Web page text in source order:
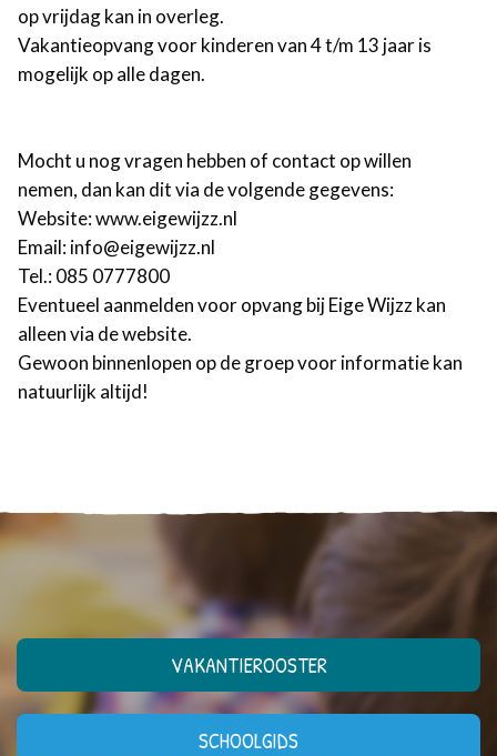
op vrijdag kan in overleg.
Vakantieopvang voor kinderen van 4 t/m 13 jaar is
mogelijk op alle dagen.
Mocht u nog vragen hebben of contact op willen
nemen, dan kan dit via de volgende gegevens:
Website: www.eigewijzz.nl
Email: info@eigewijzz.nl
Tel.: 085 0777800
Eventueel aanmelden voor opvang bij Eige Wijzz kan
alleen via de website.
Gewoon binnenlopen op de groep voor informatie kan
natuurlijk altijd!
VAKANTIEROOSTER
SCHOOLGIDS